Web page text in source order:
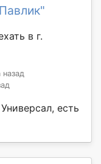
в г.
назад
есть